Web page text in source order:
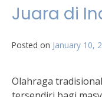
Juara di
Posted on January 10,
Olahraga